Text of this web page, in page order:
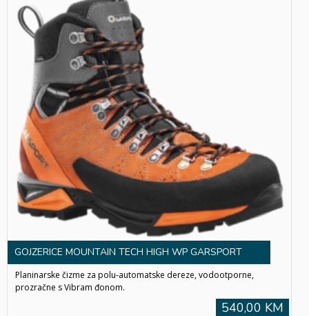
GOJZERICE MOUNTAIN TECH HIGH WP GARSPORT
Planinarske čizme za polu-automatske dereze, vodootporne,
prozračne s Vibram đonom.
540,00 KM